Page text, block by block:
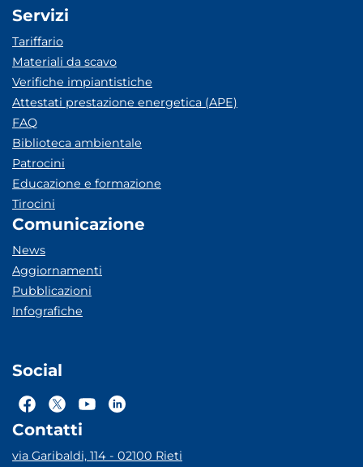
Servizi
Tariffario
Materiali da scavo
Verifiche impiantistiche
Attestati prestazione energetica (APE)
FAQ
Biblioteca ambientale
Patrocini
Educazione e formazione
Tirocini
Comunicazione
News
Aggiornamenti
Pubblicazioni
Infografiche
Social
Contatti
via Garibaldi, 114 - 02100 Rieti